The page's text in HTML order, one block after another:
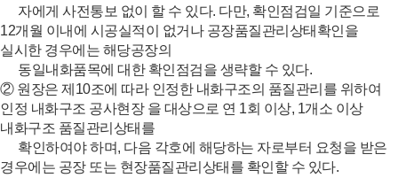
자에게 사전통보 없이 할 수 있다. 다만, 확인점검일 기준으로
12개월 이내에 시공실적이 없거나 공장품질관리상태확인을
실시한 경우에는 해당공장의
동일내화품목에 대한 확인점검을 생략할 수 있다.
② 원장은 제10조에 따라 인정한 내화구조의 품질관리를 위하여
인정 내화구조 공사현장 을 대상으로 연 1회 이상, 1개소 이상
내화구조 품질관리상태를
확인하여야 하며, 다음 각호에 해당하는 자로부터 요청을 받은
경우에는 공장 또는 현장품질관리상태를 확인할 수 있다.